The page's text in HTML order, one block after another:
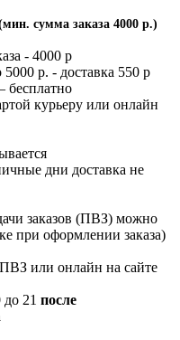
сумма заказа 4000 р.)
- 4000 р
5000 р. - доставка 550 р
бесплатно
курьеру или онлайн
дни доставка не
заказов (ПВЗ) можно
при оформлении заказа)
или онлайн на сайте
21 после